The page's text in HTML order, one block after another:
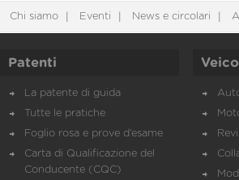
Chi siamo Eventi News e circolari
Patenti
La patente di guida
Tutte le pratiche
Foglio rosa e prove d’esame
Carta di Qualificazione del
Conducente (CQC)